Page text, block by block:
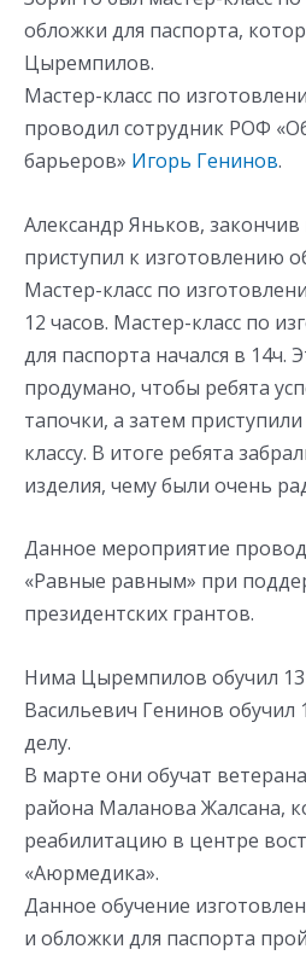
обложки для паспорта,
Цыремпилов.
Мастер-класс по
проводил сотрудник РОФ
барьеров» Игорь Генинов.
Александр Яньков,
приступил к изготовлению
Мастер-класс по
12 часов. Мастер-класс по
для паспорта начался в 14ч.
продумано, чтобы ребята
тапочки, а затем
классу. В итоге ребята
изделия, чему были очень
Данное мероприятие
«Равные равным» при
президентских грантов.
Нима Цыремпилов обучил
Васильевич Генинов обучил
делу.
В марте они обучат
района Маланова Жалсана,
реабилитацию в центре
«Аюрмедика».
Данное обучение
и обложки для паспорта